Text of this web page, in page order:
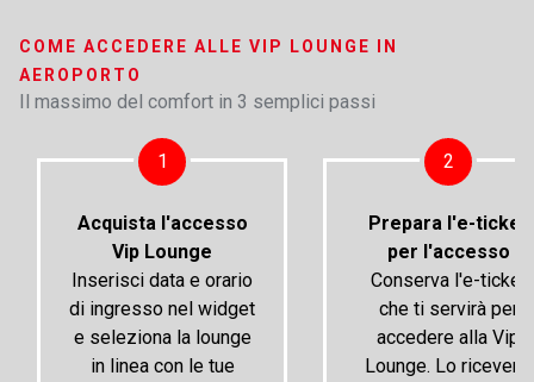
COME ACCEDERE ALLE VIP LOUNGE IN
AEROPORTO
Il massimo del comfort in 3 semplici passi
1
Acquista l'accesso
Vip Lounge
Inserisci data e orario
di ingresso nel widget
e seleziona la lounge
in linea con le tue
2
Prepara l'e-ticket
per l'accesso
Conserva l'e-ticket
che ti servirà per
accedere alla Vip
Lounge. Lo riceverai